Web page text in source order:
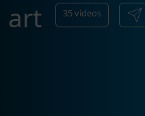
art 35vídeos